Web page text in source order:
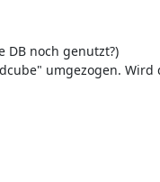
DB noch genutzt?)
umgezogen. Wird